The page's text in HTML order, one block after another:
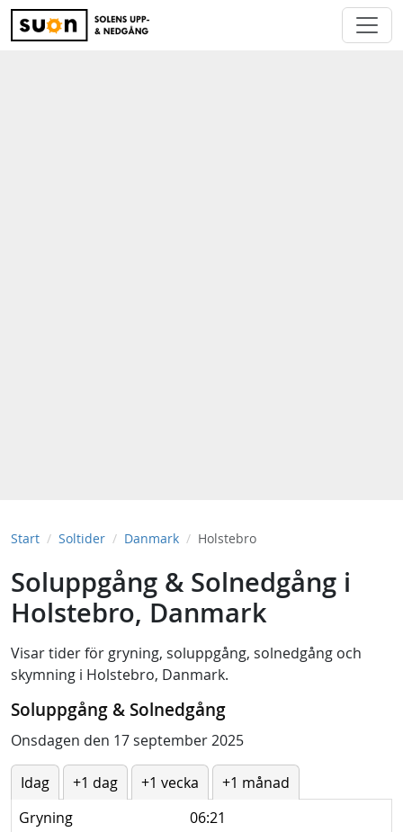
Start Soltider Danmark Holstebro
Soluppgång & Solnedgång i
Holstebro, Danmark
Visar tider för gryning, soluppgång, solnedgång och
skymning i Holstebro, Danmark.
Soluppgång & Solnedgång
Onsdagen den 17 september 2025
Idag +1 dag +1 vecka
+1 månad
Gryning
06:21